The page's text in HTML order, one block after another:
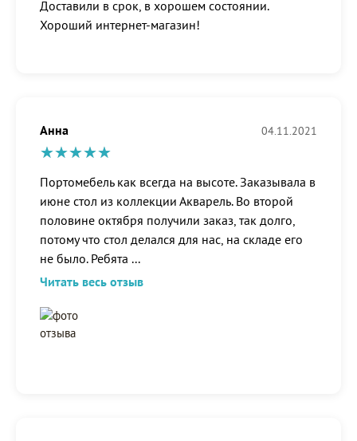
Доставили в срок, в хорошем состоянии.
Хороший интернет-магазин!
Анна 04.11.2021
Портомебель как всегда на высоте. Заказывала в
июне стол из коллекции Акварель. Во второй
половине октября получили заказ, так долго,
потому что стол делался для нас, на складе его
не было. Ребята ...
Читать весь отзыв